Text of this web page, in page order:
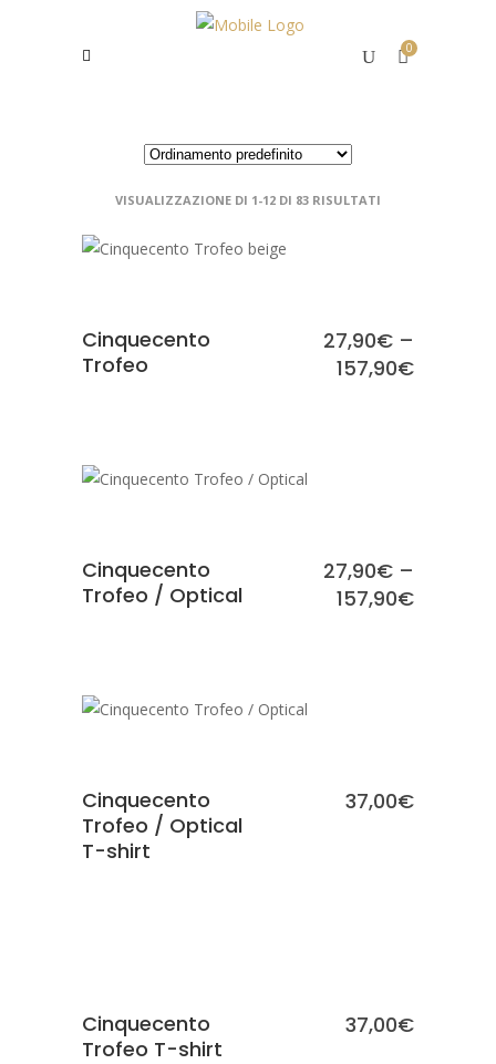
0
VISUALIZZAZIONE DI 1-12 DI 83 RISULTATI
SCEGLI
Cinquecento
Trofeo
27,90€ –
157,90€
SCEGLI
Cinquecento
Trofeo / Optical
27,90€ –
157,90€
SCEGLI
Cinquecento
Trofeo / Optical
T-shirt
37,00€
Cinquecento
Trofeo T-shirt
37,00€